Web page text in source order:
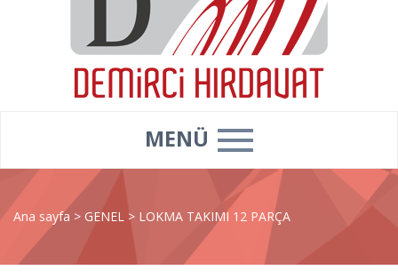
MENÜ
Ana sayfa > GENEL > LOKMA TAKIMI 12 PARÇA